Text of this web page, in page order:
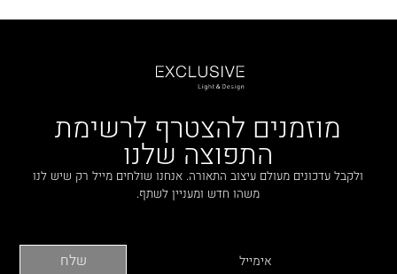
מוזמנים להצטרף לרשימת
התפוצה שלנו
ולקבל עדכונים מעולם עיצוב התאורה. אנחנו שולחים מייל רק שיש לנו
משהו חדש ומעניין לשתף.